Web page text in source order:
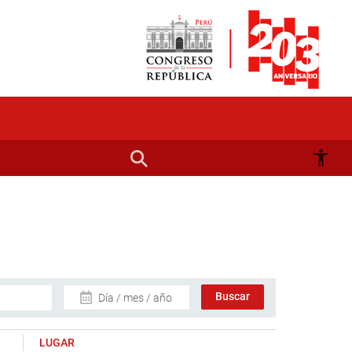
Día / mes / año
LUGAR